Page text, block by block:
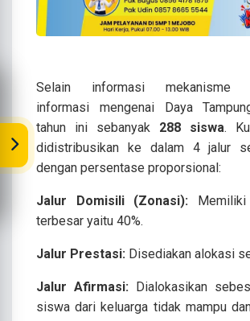
Selain informasi mekanisme
informasi mengenai Daya
tahun ini sebanyak 288 siswa.
didistribusikan ke dalam 4 jalur
dengan persentase proporsional:
Jalur Domisili (Zonasi):
terbesar yaitu 40%.
Jalur Prestasi: Disediakan alokasi
Jalur Afirmasi: Dialokasikan
siswa dari keluarga tidak mampu